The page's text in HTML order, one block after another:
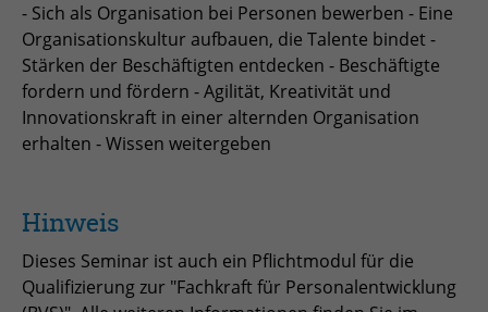
- Sich als Organisation bei Personen bewerben - Eine
Organisationskultur aufbauen, die Talente bindet -
Stärken der Beschäftigten entdecken - Beschäftigte
fordern und fördern - Agilität, Kreativität und
Innovationskraft in einer alternden Organisation
erhalten - Wissen weitergeben
Hinweis
Dieses Seminar ist auch ein Pflichtmodul für die
Qualifizierung zur "Fachkraft für Personalentwicklung
Zweck
Dieser Wert speichert Ihre Consent-
Einstellungen. Unter anderem eine
zufällig generierte ID, für die
historische Speicherung Ihrer
vorgenommen Einstellungen, falls der
Webseiten-Betreiber dies eingestellt
hat.
Name
Anbieter TYPO3
Name _pk_ses
Anbieter Matomo
Laufzeit 30 min